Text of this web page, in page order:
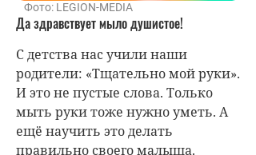
инфекция?
Воспитателям из-за большого
количества детей сложно
уследить, насколько хорошо
каждый ребёнок помыл руки.
Поэтому научите этой процедуре
сына или дочку дома: